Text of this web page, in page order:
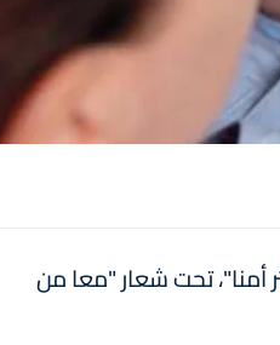
أمنا"، تحت شعار "معا من